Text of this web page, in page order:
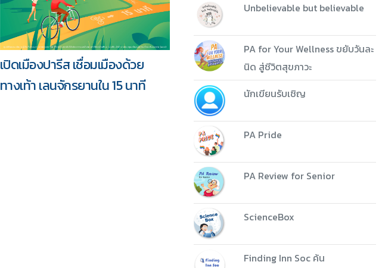
เปิดเมืองปารีส เชื่อมเมืองด้วย
ทางเท้า เลนจักรยานใน 15 นาที
Unbelievable but believable
PA for Your Wellness ขยับวันละ
นิด สู่ชีวิตสุขภาวะ
นักเขียนรับเชิญ
PA Pride
PA Review for Senior
ScienceBox
Finding Inn Soc ค้น